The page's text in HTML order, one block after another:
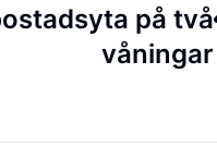
på två
våningar